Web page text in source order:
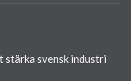
stärka svensk industri